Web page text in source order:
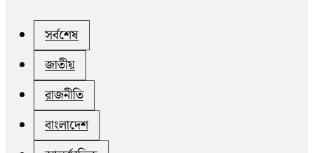
সর্বশেষ
জাতীয়
রাজনীতি
বাংলাদেশ